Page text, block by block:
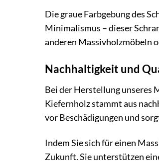
Die graue Farbgebung des
Minimalismus – dieser
anderen Massivholzmöbeln
Nachhaltigkeit und
Bei der Herstellung unseres
Kiefernholz stammt aus
vor Beschädigungen und
Indem Sie sich für einen
Zukunft. Sie unterstützen